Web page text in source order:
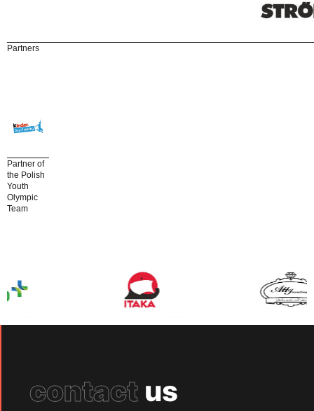
Partners
Partner of
the Polish
Youth
Olympic
Team
contact us